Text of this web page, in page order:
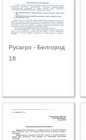
Русагро - Белгород
18